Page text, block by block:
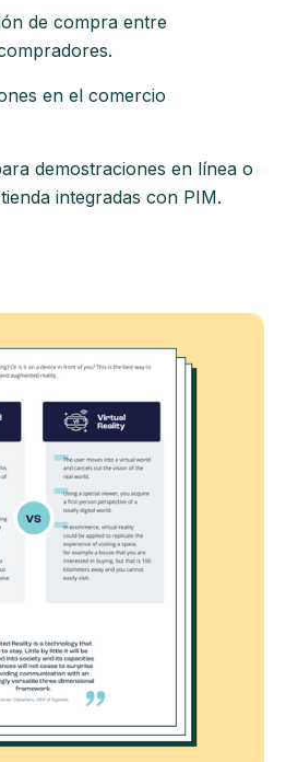
de compra entre
en el comercio
demostraciones en línea o
integradas con PIM.